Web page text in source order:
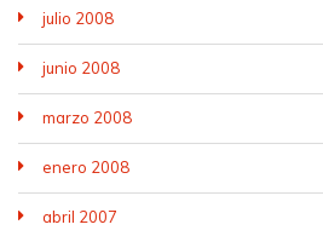
julio 2008
junio 2008
marzo 2008
enero 2008
abril 2007